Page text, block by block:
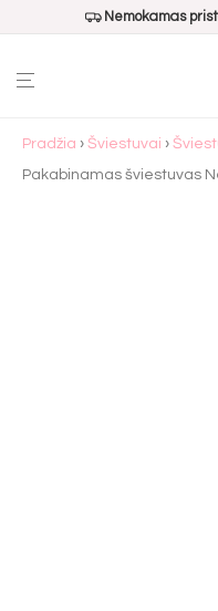
Nemokamas
Pradžia › Šviestuvai ›
Pakabinamas šviestuvas